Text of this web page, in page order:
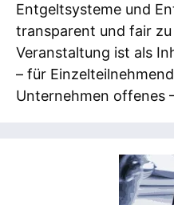
Entgeltsysteme und
transparent und fair
Veranstaltung ist als
– für
Unternehmen offenes